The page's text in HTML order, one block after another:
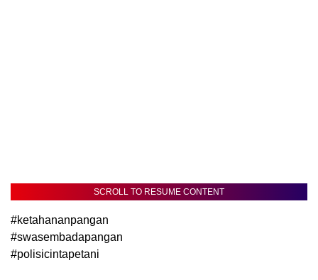
SCROLL TO RESUME CONTENT
#ketahananpangan
#swasembadapangan
#polisicintapetani